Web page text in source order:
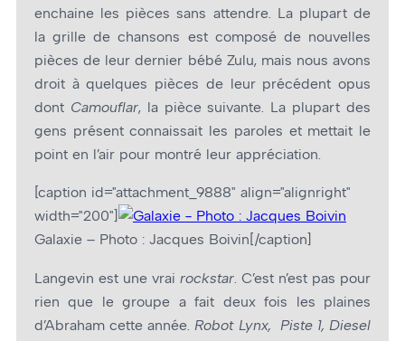
enchaine les pièces sans attendre. La plupart de
la grille de chansons est composé de nouvelles
pièces de leur dernier bébé Zulu, mais nous avons
droit à quelques pièces de leur précédent opus
dont Camouflar, la pièce suivante. La plupart des
gens présent connaissait les paroles et mettait le
point en l’air pour montré leur appréciation.
[caption id="attachment_9888" align="alignright"
width="200"]
Galaxie – Photo : Jacques Boivin[/caption]
Langevin est une vrai rockstar . C’est n’est pas pour
rien que le groupe a fait deux fois les plaines
d’Abraham cette année. Robot Lynx, Piste 1, Diesel